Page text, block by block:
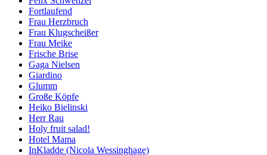
Fortlaufend
Frau Herzbruch
Frau Klugscheißer
Frau Meike
Frische Brise
Gaga Nielsen
Giardino
Glumm
Große Köpfe
Heiko Bielinski
Herr Rau
Holy fruit salad!
Hotel Mama
InKladde (Nicola Wessinghage)